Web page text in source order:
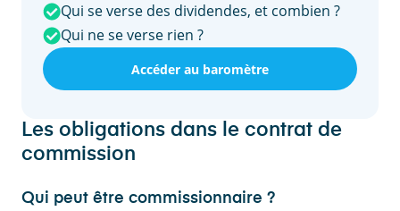
Qui se verse des dividendes, et combien ?
Qui ne se verse rien ?
Accéder au baromètre
Les obligations dans le contrat de
commission
Qui peut être commissionnaire ?